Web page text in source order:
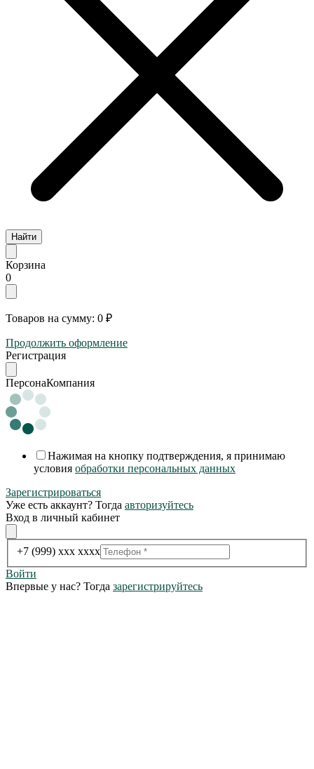
Найти
Корзина
0
Товаров на сумму: 0 ₽
Продолжить оформление
Регистрация
ПерсонаКомпания
Нажимая на кнопку подтверждения, я принимаю
условия обработки персональных данных
Зарегистрироваться
Уже есть аккаунт? Тогда авторизуйтесь
Вход в личный кабинет
+7 (999) xxx xxxx
Войти
Впервые у нас? Тогда зарегистрируйтесь